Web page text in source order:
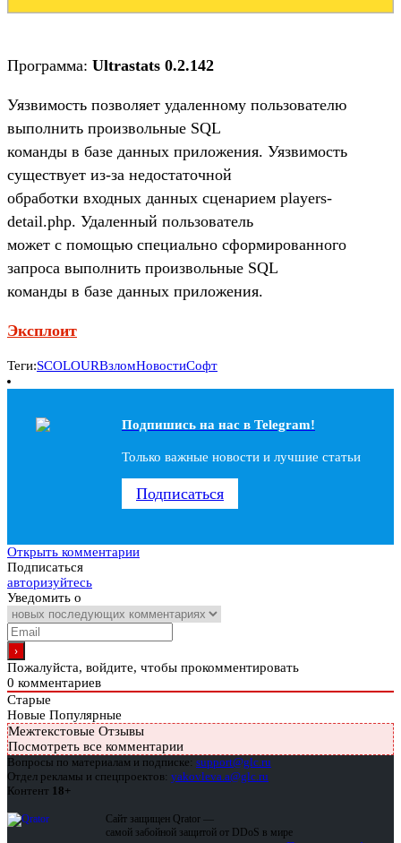
Программа: Ultrastats 0.2.142
Уязвимость позволяет удаленному пользователю
выполнить произвольные SQL
команды в базе данных приложения. Уязвимость
существует из-за недостаточной
обработки входных данных сценарием players-
detail.php. Удаленный пользователь
может с помощью специально сформированного
запроса выполнить произвольные SQL
команды в базе данных приложения.
Эксплоит
Теги:SCOLOURВзломНовостиСофт
Подпишись на наc в Telegram!
Только важные новости и лучшие статьи
Подписаться
Открыть комментарии
Подписаться
авторизуйтесь
Уведомить о
Пожалуйста, войдите, чтобы прокомментировать
0 комментариев
Старые
Новые Популярные
Межтекстовые Отзывы
Посмотреть все комментарии
Вопросы по материалам и подписке: support@glc.ru
Отдел рекламы и спецпроектов: yakovleva.a@glc.ru
Контент 18+
Сайт защищен Qrator —
самой забойной защитой от DDoS в мире